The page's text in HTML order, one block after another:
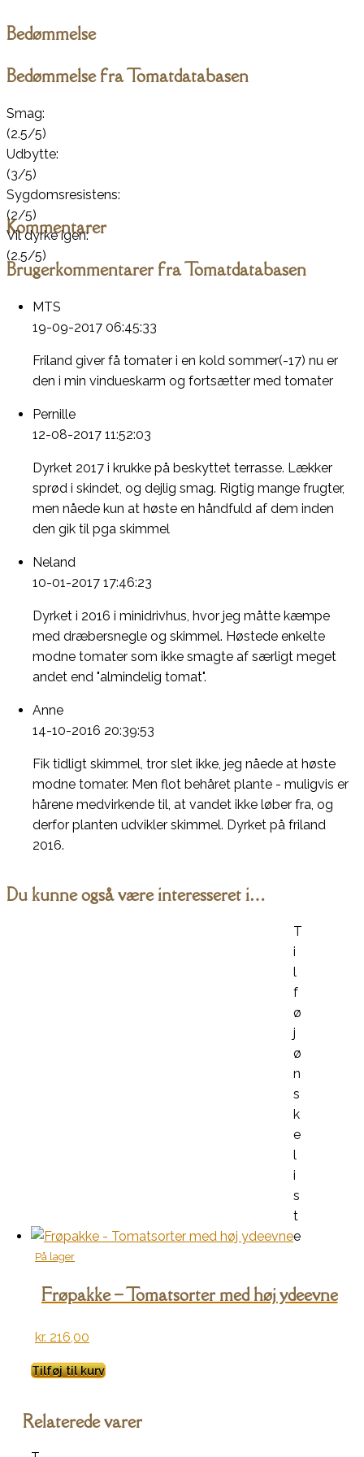
Bedømmelse
Bedømmelse fra Tomatdatabasen
Smag:
(2.5/5)
Udbytte:
(3/5)
Sygdomsresistens:
(2/5)
Vil dyrke igen:
(2.5/5)
Kommentarer
Brugerkommentarer fra Tomatdatabasen
MTS
19-09-2017 06:45:33
Friland giver få tomater i en kold sommer(-17) nu er
den i min vindueskarm og fortsætter med tomater
Pernille
12-08-2017 11:52:03
Dyrket 2017 i krukke på beskyttet terrasse. Lækker
sprød i skindet, og dejlig smag. Rigtig mange frugter,
men nåede kun at høste en håndfuld af dem inden
den gik til pga skimmel
Neland
10-01-2017 17:46:23
Dyrket i 2016 i minidrivhus, hvor jeg måtte kæmpe
med dræbersnegle og skimmel. Høstede enkelte
modne tomater som ikke smagte af særligt meget
andet end "almindelig tomat".
Anne
14-10-2016 20:39:53
Fik tidligt skimmel, tror slet ikke, jeg nåede at høste
modne tomater. Men flot behåret plante - muligvis er
hårene medvirkende til, at vandet ikke løber fra, og
derfor planten udvikler skimmel. Dyrket på friland
2016.
Du kunne også være interesseret i…
T
i
l
f
ø
j
ø
n
s
k
e
l
i
s
t
e
På lager
Frøpakke – Tomatsorter med høj ydeevne
kr. 216,00
Tilføj til kurv
Relaterede varer